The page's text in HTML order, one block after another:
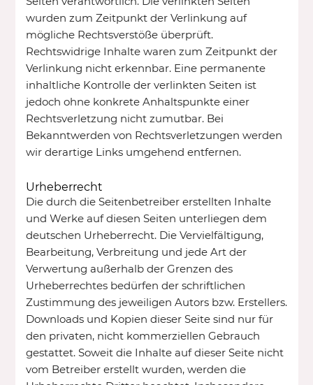
wurden zum Zeitpunkt der Verlinkung auf
mögliche Rechtsverstöße überprüft.
Rechtswidrige Inhalte waren zum Zeitpunkt der
Verlinkung nicht erkennbar. Eine permanente
inhaltliche Kontrolle der verlinkten Seiten ist
jedoch ohne konkrete Anhaltspunkte einer
Rechtsverletzung nicht zumutbar. Bei
Bekanntwerden von Rechtsverletzungen werden
wir derartige Links umgehend entfernen.
Urheberrecht
Die durch die Seitenbetreiber erstellten Inhalte
und Werke auf diesen Seiten unterliegen dem
deutschen Urheberrecht. Die Vervielfältigung,
Bearbeitung, Verbreitung und jede Art der
Verwertung außerhalb der Grenzen des
Urheberrechtes bedürfen der schriftlichen
Zustimmung des jeweiligen Autors bzw. Erstellers.
Downloads und Kopien dieser Seite sind nur für
den privaten, nicht kommerziellen Gebrauch
gestattet. Soweit die Inhalte auf dieser Seite nicht
vom Betreiber erstellt wurden, werden die